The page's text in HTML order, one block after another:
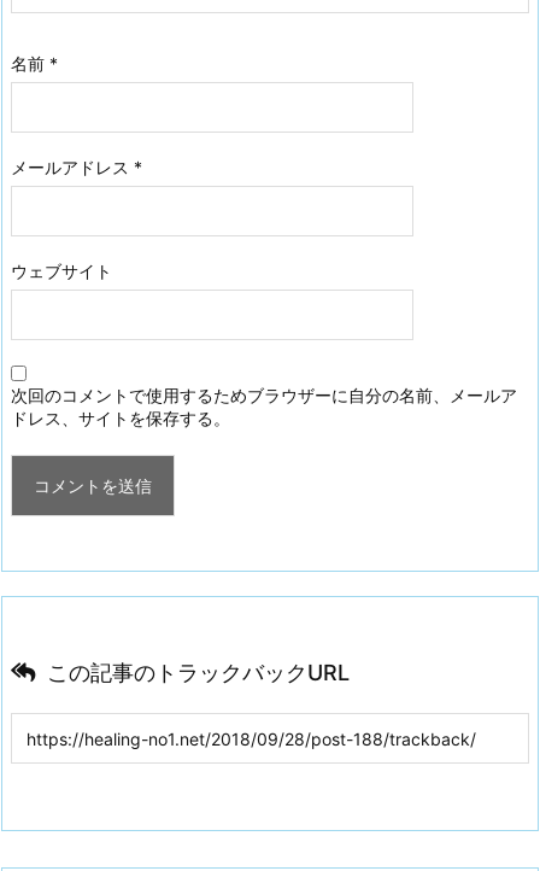
名前 *
メールアドレス *
ウェブサイト
次回のコメントで使用するためブラウザーに自分の名前、メールア
ドレス、サイトを保存する。
この記事のトラックバックURL